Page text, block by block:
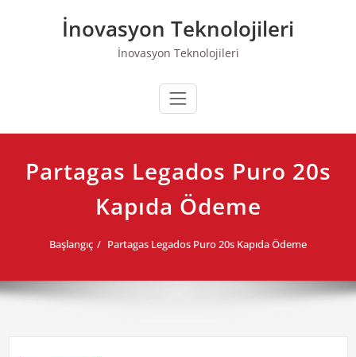
İnovasyon Teknolojileri
İnovasyon Teknolojileri
Partagas Legados Puro 20s
Kapıda Ödeme
Başlangıç Partagas Legados Puro 20s Kapıda Ödeme